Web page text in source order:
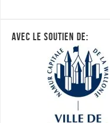
AVEC LE SOUTIEN DE: